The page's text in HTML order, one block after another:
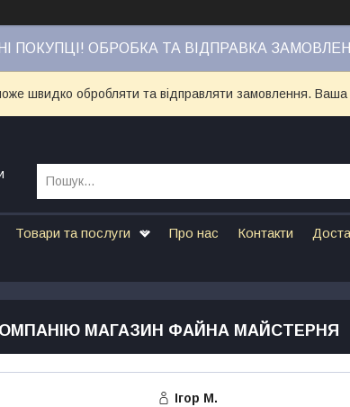
ПОКУПЦІ! ОБРОБКА ТА ВІДПРАВКА
швидко обробляти та відправляти замовлення. Ваша
Товари та послуги Про нас Контакти
МАГАЗИН ФАЙНА МАЙСТЕРНЯ
Ігор М.